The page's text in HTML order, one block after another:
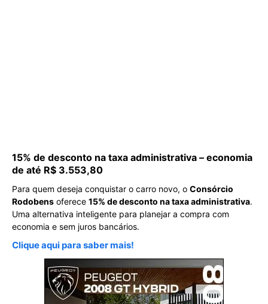
15% de desconto na taxa administrativa – economia
de até R$ 3.553,80
Para quem deseja conquistar o carro novo, o Consórcio
Rodobens oferece 15% de desconto na taxa administrativa.
Uma alternativa inteligente para planejar a compra com
economia e sem juros bancários.
Clique aqui para saber mais!